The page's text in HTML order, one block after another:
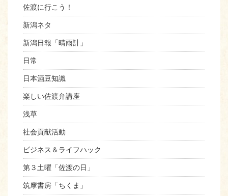
佐渡に行こう！
新潟ネタ
新潟日報「晴雨計」
日常
日本酒豆知識
楽しい佐渡弁講座
浅草
社会貢献活動
ビジネス＆ライフハック
第３土曜「佐渡の日」
筑摩書房「ちくま」